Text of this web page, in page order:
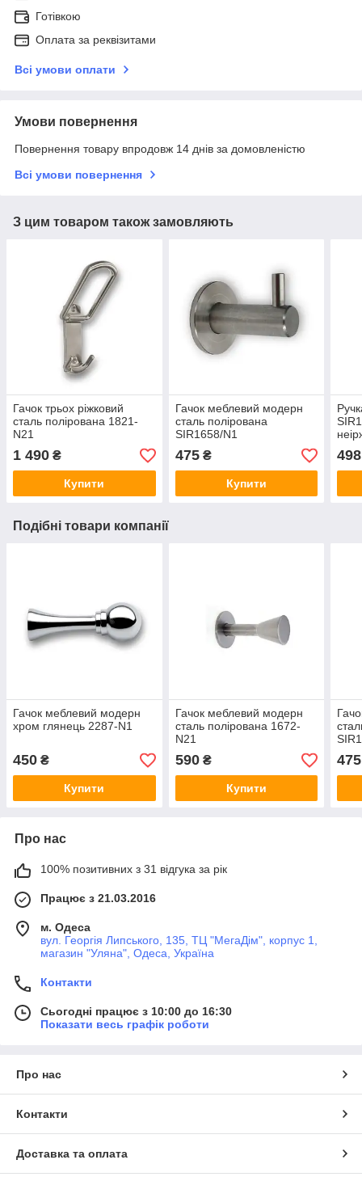
Готівкою
Оплата за реквізитами
Всі умови оплати
Умови повернення
Повернення товару впродовж 14 днів за домовленістю
Всі умови повернення
З цим товаром також замовляють
Гачок трьох ріжковий
сталь полірована 1821-
N21
1 490 ₴
Купити
Гачок меблевий модерн
сталь полірована
SIR1658/N1
475₴
Купити
498
Подібні товари компанії
Гачок меблевий модерн
хром глянець 2287-N1
450 ₴
Купити
Гачок меблевий модерн
сталь полірована 1672-
N21
590₴
Купити
475
Про нас
100% позитивних з 31 відгука за рік
Працює з 21.03.2016
м. Одеса
вул. Георгія Липського, 135, ТЦ "МегаДім", корпус 1,
магазин "Уляна", Одеса, Україна
Контакти
Сьогодні працює з 10:00 до 16:30
Показати весь графік роботи
Про нас
Контакти
Доставка та оплата